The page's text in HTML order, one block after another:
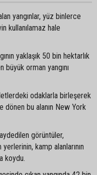
yangınlar, yüz binlerce
kullanılamaz hale
yaklaşık 50 bin hektarlık
büyük orman yangını
odaklarla birleşerek
dönen bu alanın New York
görüntüler,
kamp alanlarının
koydu.